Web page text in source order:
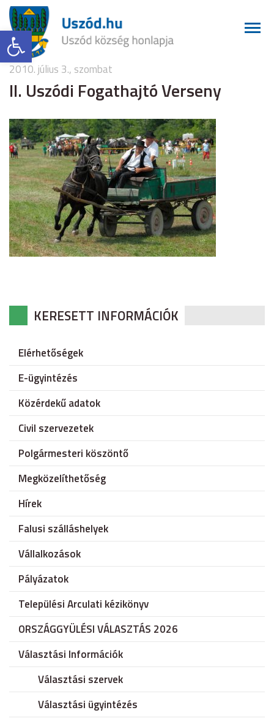
Eszköztár megnyitása
2010. július 3., szombat
II. Uszódi Fogathajtó Verseny
KERESETT INFORMÁCIÓK
Elérhetőségek
E-ügyintézés
Közérdekű adatok
Civil szervezetek
Polgármesteri köszöntő
Megközelíthetőség
Hírek
Falusi szálláshelyek
Vállalkozások
Pályázatok
Települési Arculati kézikönyv
ORSZÁGGYÜLÉSI VÁLASZTÁS 2026
Választási Információk
Választási szervek
Választási ügyintézés